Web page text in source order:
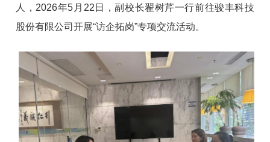
人，2026年5月22日，副校长翟树芹一行前往骏丰科技
股份有限公司开展“访企拓岗”专项交流活动。